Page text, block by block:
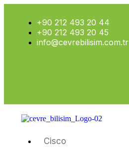
+90 212 493 20 44
+90 212 493 20 45
info@cevrebilisim.com.tr
Cisco